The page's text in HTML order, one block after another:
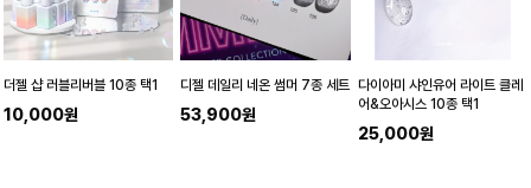
더젤 샵 러블리버블 10종 택1
10,000원
디젤 데일리 네온 썸머 7종 세트
53,900원
다이아미 샤인유어 라이트 클레
어&오아시스 10종 택1
25,000원